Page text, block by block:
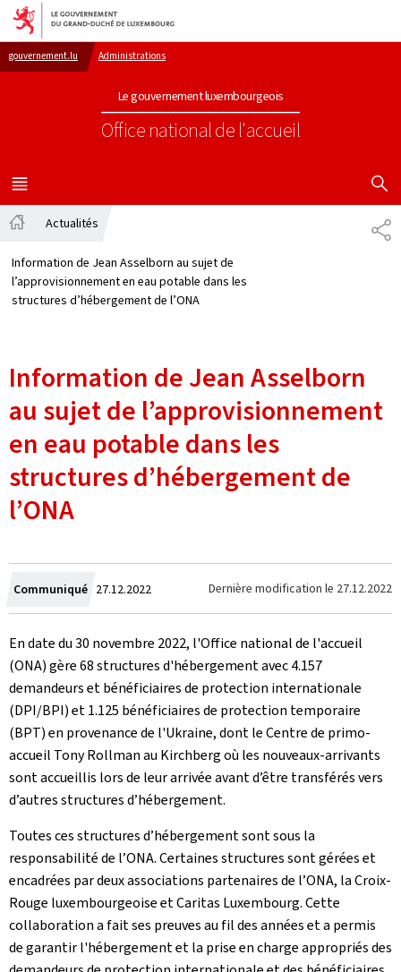
Aller au menu principal
Aller au contenu
gouvernement.lu Administrations
Le gouvernement luxembourgeois
Office national de l'accueil
MENU
PRINCIPAL
Actualités
Information de Jean Asselborn au sujet de
l’approvisionnement en eau potable dans les
structures d’hébergement de l’ONA
Information de Jean Asselborn
au sujet de l’approvisionnement
en eau potable dans les
structures d’hébergement de
l’ONA
Communiqué Crée
le
27.12.2022 Dernière modification le 27.12.2022
En date du 30 novembre 2022, l'Office national de l'accueil
(ONA) gère 68 structures d'hébergement avec 4.157
demandeurs et bénéficiaires de protection internationale
(DPI/BPI) et 1.125 bénéficiaires de protection temporaire
(BPT) en provenance de l'Ukraine, dont le Centre de primo-
accueil Tony Rollman au Kirchberg où les nouveaux-arrivants
sont accueillis lors de leur arrivée avant d’être transférés vers
d’autres structures d’hébergement.
Toutes ces structures d’hébergement sont sous la
responsabilité de l’ONA. Certaines structures sont gérées et
encadrées par deux associations partenaires de l’ONA, la Croix-
Rouge luxembourgeoise et Caritas Luxembourg. Cette
collaboration a fait ses preuves au fil des années et a permis
de garantir l'hébergement et la prise en charge appropriés des